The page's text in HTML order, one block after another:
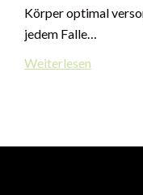
Körper optimal
jedem Falle…
Weiterlesen